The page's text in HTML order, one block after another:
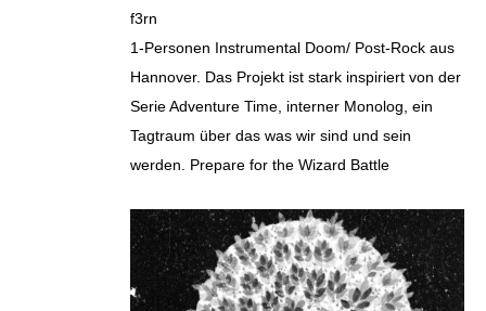
f3rn
1-Personen Instrumental Doom/ Post-Rock aus
Hannover. Das Projekt ist stark inspiriert von der
Serie Adventure Time, interner Monolog, ein
Tagtraum über das was wir sind und sein
werden. Prepare for the Wizard Battle